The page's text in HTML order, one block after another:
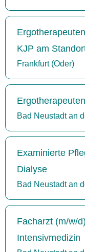
KJP am
Frankfurt (Oder)
Bad Neustadt an
Examinierte
Dialyse
Bad Neustadt an
Facharzt (m/w/
Intensivmedizin